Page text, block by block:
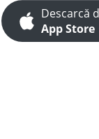
Descarcă
App Store